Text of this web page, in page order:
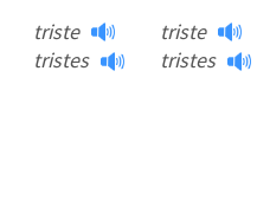
triste
tristes
triste
tristes